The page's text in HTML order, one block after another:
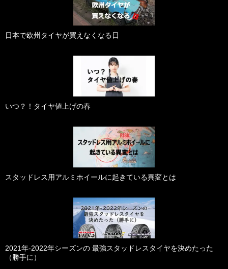
日本で欧州タイヤが買えなくなる日
いつ？！タイヤ値上げの春
スタッドレス用アルミホイールに起きている異変とは
2021年-2022年シーズンの 最強スタッドレスタイヤを決めたった
（勝手に）